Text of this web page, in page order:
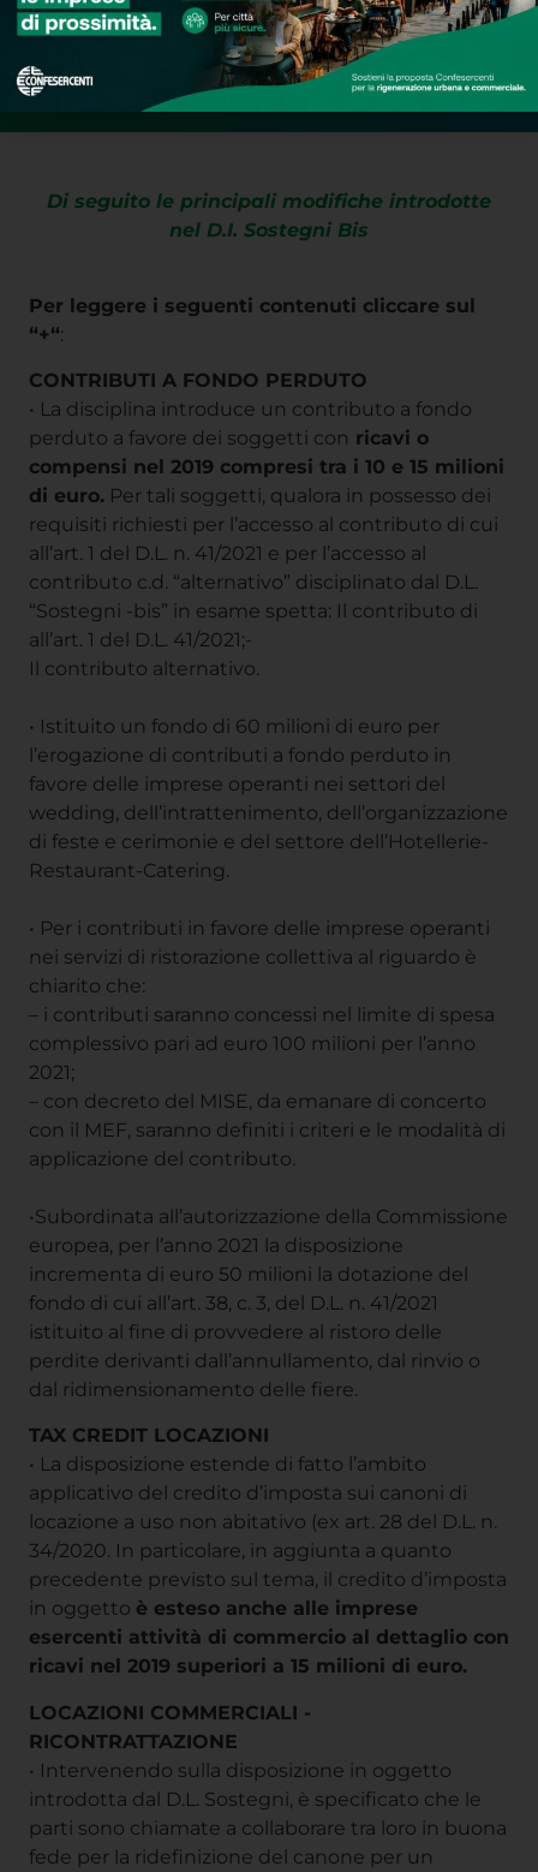
Di seguito le principali modifiche introdotte
nel D.I. Sostegni Bis
Per leggere i seguenti contenuti cliccare sul
“+“:
CONTRIBUTI A FONDO PERDUTO
• La disciplina introduce un contributo a fondo
perduto a favore dei soggetti con ricavi o
compensi nel 2019 compresi tra i 10 e 15 milioni
di euro.Per tali soggetti, qualora in possesso dei
requisiti richiesti per l’accesso al contributo di cui
all’art. 1 del D.L. n. 41/2021 e per l’accesso al
contributo c.d. “alternativo” disciplinato dal D.L.
“Sostegni -bis” in esame spetta: Il contributo di
all’art. 1 del D.L. 41/2021;-
Il contributo alternativo.
• Istituito un fondo di 60 milioni di euro per
l’erogazione di contributi a fondo perduto in
favore delle imprese operanti nei settori del
wedding, dell’intrattenimento, dell’organizzazione
di feste e cerimonie e del settore dell’Hotellerie-
Restaurant-Catering.
• Per i contributi in favore delle imprese operanti
nei servizi di ristorazione collettiva al riguardo è
chiarito che:
– i contributi saranno concessi nel limite di spesa
complessivo pari ad euro 100 milioni per l’anno
2021;
– con decreto del MISE, da emanare di concerto
con il MEF, saranno definiti i criteri e le modalità di
applicazione del contributo.
•Subordinata all’autorizzazione della Commissione
europea, per l’anno 2021 la disposizione
incrementa di euro 50 milioni la dotazione del
fondo di cui all’art. 38, c. 3, del D.L. n. 41/2021
istituito al fine di provvedere al ristoro delle
perdite derivanti dall’annullamento, dal rinvio o
dal ridimensionamento delle fiere.
TAX CREDIT LOCAZIONI
• La disposizione estende di fatto l’ambito
applicativo del credito d’imposta sui canoni di
locazione a uso non abitativo (ex art. 28 del D.L. n.
34/2020. In particolare, in aggiunta a quanto
precedente previsto sul tema, il credito d’imposta
in oggetto è esteso anche alle imprese
esercenti attività di commercio al dettaglio con
ricavi nel 2019 superiori a 15 milioni di euro.
LOCAZIONI COMMERCIALI -
RICONTRATTAZIONE
• Intervenendo sulla disposizione in oggetto
introdotta dal D.L. Sostegni, è specificato che le
parti sono chiamate a collaborare tra loro in buona
fede per la ridefinizione del canone per un